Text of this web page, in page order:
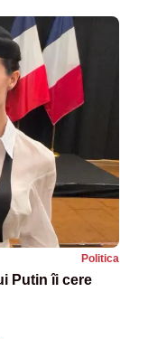
Politica
Putin îi cere